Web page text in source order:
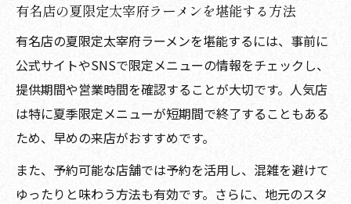
有名店の夏限定太宰府ラーメンを堪能する方法
有名店の夏限定太宰府ラーメンを堪能するには、事前に
公式サイトやSNSで限定メニューの情報をチェックし、
提供期間や営業時間を確認することが大切です。人気店
は特に夏季限定メニューが短期間で終了することもある
ため、早めの来店がおすすめです。
また、予約可能な店舗では予約を活用し、混雑を避けて
ゆったりと味わう方法も有効です。さらに、地元のスタ